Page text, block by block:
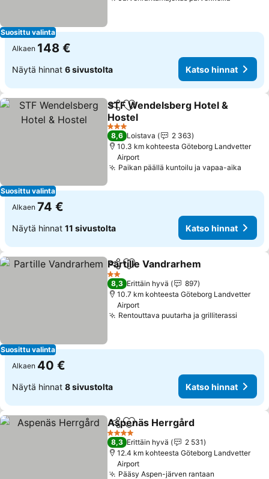
Suosittu valinta
Alkaen 148 €
Näytä hinnat 6 sivustolta Katso hinnat
Suosittu valinta
Jaa Lisää suosikkeihin
STF Wendelsberg Hotel &
Hostel
Katso hinnat
3 Tähtiluokitus
8,6 Loistava
2 363
10.3 km kohteesta Göteborg Landvetter
Airport
Paikan päällä kuntoilu ja vapaa-aika
Alkaen 74 €
Näytä hinnat 11 sivustolta Katso hinnat
Suosittu valinta
Jaa Lisää suosikkeihin
Partille Vandrarhem
2 Tähtiluokitus
8,3 Erittäin hyvä
897
10.7 km kohteesta Göteborg Landvetter
Airport
Rentouttava puutarha ja grilliterassi
Alkaen 40 €
Näytä hinnat 8 sivustolta Katso hinnat
Jaa Lisää suosikkeihin
Aspenäs Herrgård
4 Tähtiluokitus
8,3 Erittäin hyvä
2 531
12.4 km kohteesta Göteborg Landvetter
Airport
Pääsy Aspen-järven rantaan